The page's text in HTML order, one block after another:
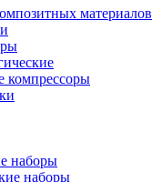
материалов
компрессоры
наборы
наборы